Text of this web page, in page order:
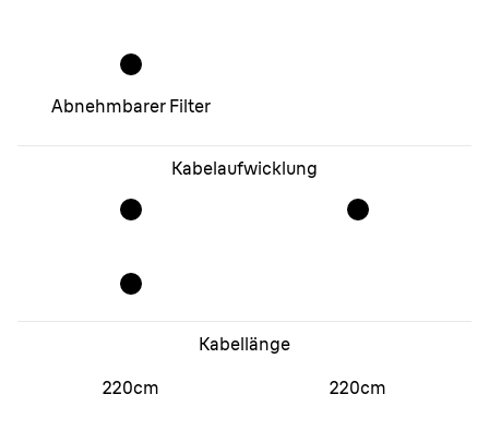
Abnehmbarer Filter
Kabelaufwicklung
Kabellänge
220cm
220cm